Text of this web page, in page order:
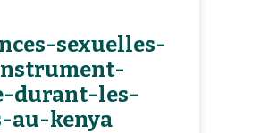
sexuelles-
durant-les-
au-kenya